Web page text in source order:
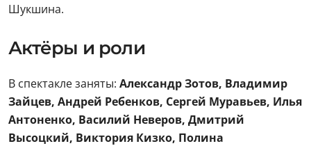
Шукшина.
Актёры и роли
В спектакле заняты: Александр Зотов, Владимир
Зайцев, Андрей Ребенков, Сергей Муравьев, Илья
Антоненко, Василий Неверов, Дмитрий
Высоцкий, Виктория Кизко, Полина